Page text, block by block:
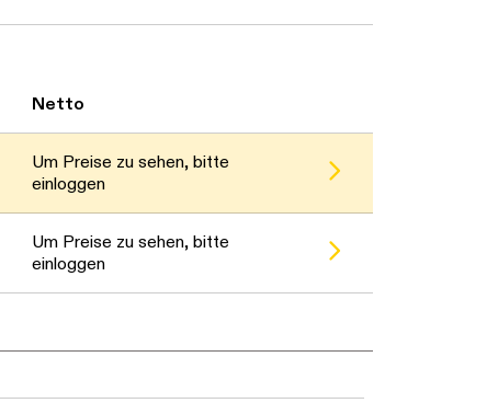
Daten werden geladen. Bitte warten...
Netto
Um Preise zu sehen, bitte
einloggen
Um Preise zu sehen, bitte
einloggen